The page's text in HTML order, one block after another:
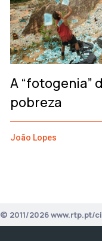
A “fotogenia”
pobreza
João Lopes
© 2011/2026 www.rtp.pt/